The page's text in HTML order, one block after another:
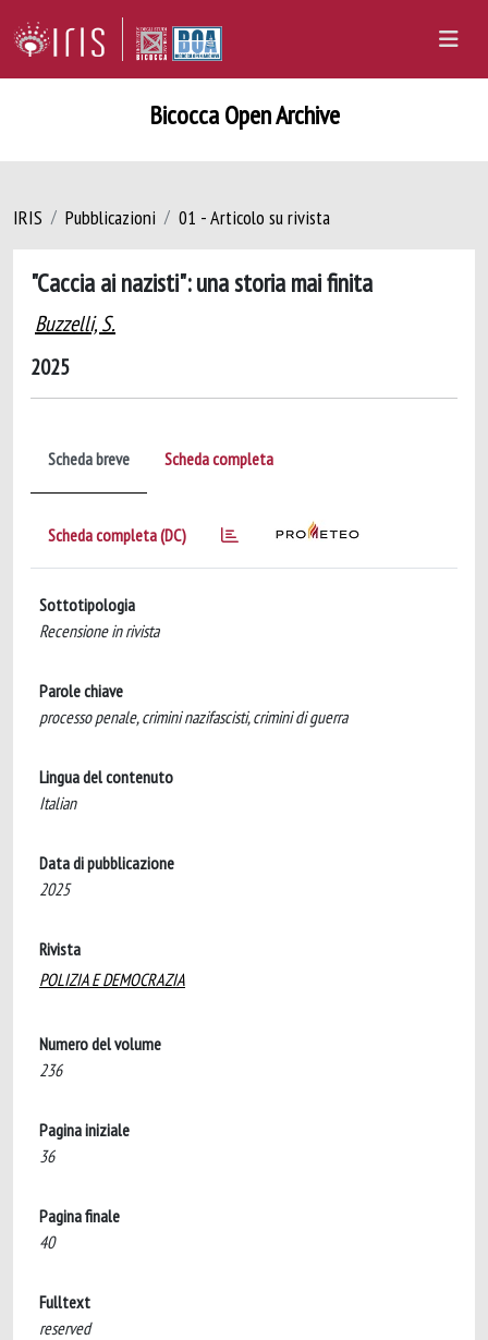
Bicocca Open Archive
IRIS Pubblicazioni 01 - Articolo su rivista
"Caccia ai nazisti": una storia mai finita
Buzzelli, S.
2025
Scheda breve Scheda completa
Scheda completa (DC)
Sottotipologia
Recensione in rivista
Parole chiave
processo penale, crimini nazifascisti, crimini di guerra
Lingua del contenuto
Italian
Data di pubblicazione
2025
Rivista
POLIZIA E DEMOCRAZIA
Numero del volume
236
Pagina iniziale
36
Pagina finale
40
Fulltext
reserved